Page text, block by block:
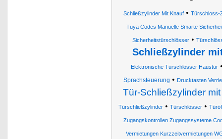
Schließzylinder Mit Knauf• Türschloss-
Tuya Codes Manuelle Smarte
Sicherheitstürschlösser •
Schließzylinder
Elektronische Türschlösser Haustür
Sprachsteuerung • Drucktasten
Tür-Schließzylinder
Türschließzylinder• Türschlösser•
Zugangskontrollen Zugangssysteme
Vermietungen Kurzzeitvermietungen